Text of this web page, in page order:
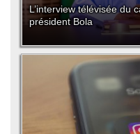
L’interview télévisée du
président Bola